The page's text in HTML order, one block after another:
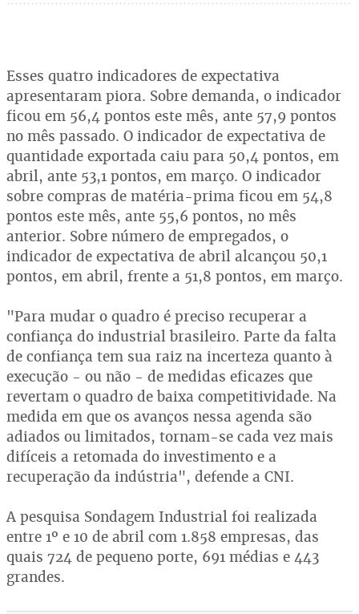
Esses quatro indicadores de expectativa
apresentaram piora. Sobre demanda, o indicador
ficou em 56,4 pontos este mês, ante 57,9 pontos
no mês passado. O indicador de expectativa de
quantidade exportada caiu para 50,4 pontos, em
abril, ante 53,1 pontos, em março. O indicador
sobre compras de matéria-prima ficou em 54,8
pontos este mês, ante 55,6 pontos, no mês
anterior. Sobre número de empregados, o
indicador de expectativa de abril alcançou 50,1
pontos, em abril, frente a 51,8 pontos, em março.
"Para mudar o quadro é preciso recuperar a
confiança do industrial brasileiro. Parte da falta
de confiança tem sua raiz na incerteza quanto à
execução - ou não - de medidas eficazes que
revertam o quadro de baixa competitividade. Na
medida em que os avanços nessa agenda são
adiados ou limitados, tornam-se cada vez mais
difíceis a retomada do investimento e a
recuperação da indústria", defende a CNI.
A pesquisa Sondagem Industrial foi realizada
entre 1º e 10 de abril com 1.858 empresas, das
quais 724 de pequeno porte, 691 médias e 443
grandes.